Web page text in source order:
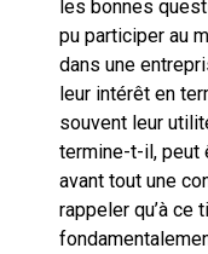
les bonnes
pu participer au
dans une
leur intérêt en
souvent leur
termine-t-il, peut
avant tout une
rappeler qu’à ce